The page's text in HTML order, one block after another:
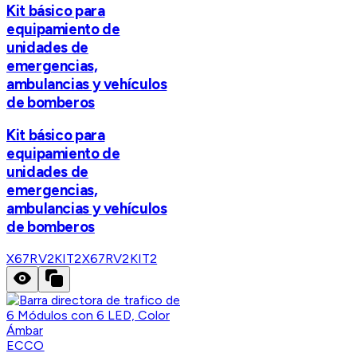
Kit básico para
equipamiento de
unidades de
emergencias,
ambulancias y vehículos
de bomberos
Kit básico para
equipamiento de
unidades de
emergencias,
ambulancias y vehículos
de bomberos
X67RV2KIT2X67RV2KIT2
ECCO